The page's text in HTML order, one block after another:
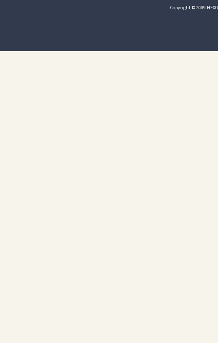
Copyright © 2009